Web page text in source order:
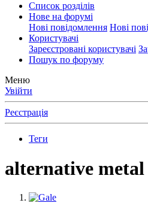
Список розділів
Нове на форумі
Нові повідомлення Нові
Користувачі
Зареєстровані користувачі
Пошук по форуму
Меню
Увійти
Реєстрація
Теги
alternative metal